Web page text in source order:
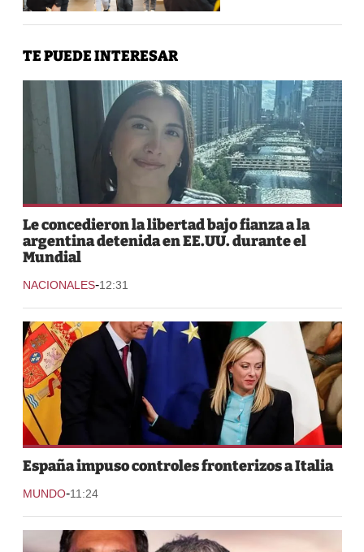
TE PUEDE INTERESAR
Le concedieron la libertad bajo fianza a la
argentina detenida en EE.UU. durante el
Mundial
NACIONALES-12:31
España impuso controles fronterizos a Italia
MUNDO-11:24